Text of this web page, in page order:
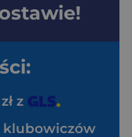
z
klubowiczów